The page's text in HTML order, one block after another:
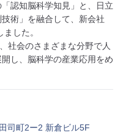
認知脳科学知見」と、日立
術」を融合して、新会社
した。
社会のさまざまな分野で人
し、脳科学の産業応用をめ
司町2ー2 新倉ビル5F